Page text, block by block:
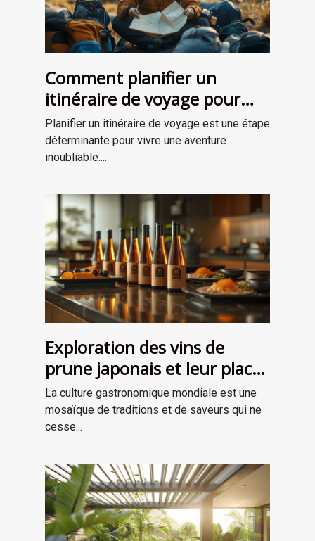
Comment planifier un
itinéraire de voyage pour
une aventure mémorable
Planifier un itinéraire de voyage est une étape
déterminante pour vivre une aventure
inoubliable....
Exploration des vins de
prune japonais et leur place
dans la gastronomie
moderne
La culture gastronomique mondiale est une
mosaïque de traditions et de saveurs qui ne
cesse...